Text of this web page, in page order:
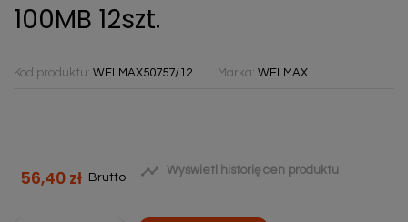
100MB 12szt.
Kod produktu: WELMAX50757/12 Marka: WELMAX
56,40 zł Brutto  Wyświetl historię cen produktu